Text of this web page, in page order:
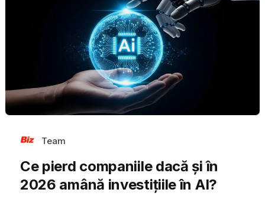
Team
Ce pierd companiile dacă și în
2026 amână investițiile în AI?